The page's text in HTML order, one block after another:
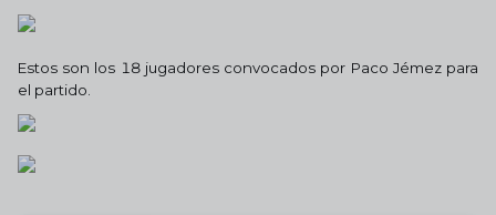
Estos son los 18 jugadores convocados por Paco Jémez para
el partido.